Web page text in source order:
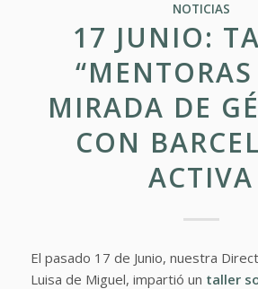
NOTICIAS
17 JUNIO:
MIRADA DE
CON
ACTIVA
El pasado 17 de Junio, nuestra
Luisa de Miguel, impartió un taller